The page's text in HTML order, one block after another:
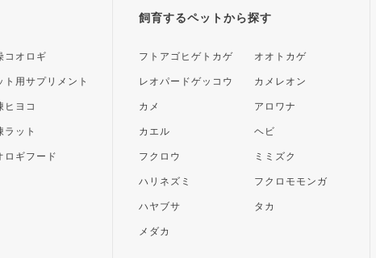
コオロギ
ト用サプリメント
ヒヨコ
ラット
ロギフード
飼育するペットから探す
フトアゴヒゲトカゲ オオトカゲ
レオパードゲッコウ カメレオン
カメ アロワナ
カエル ヘビ
フクロウ ミミズク
ハリネズミ フクロモモンガ
ハヤブサ タカ
メダカ